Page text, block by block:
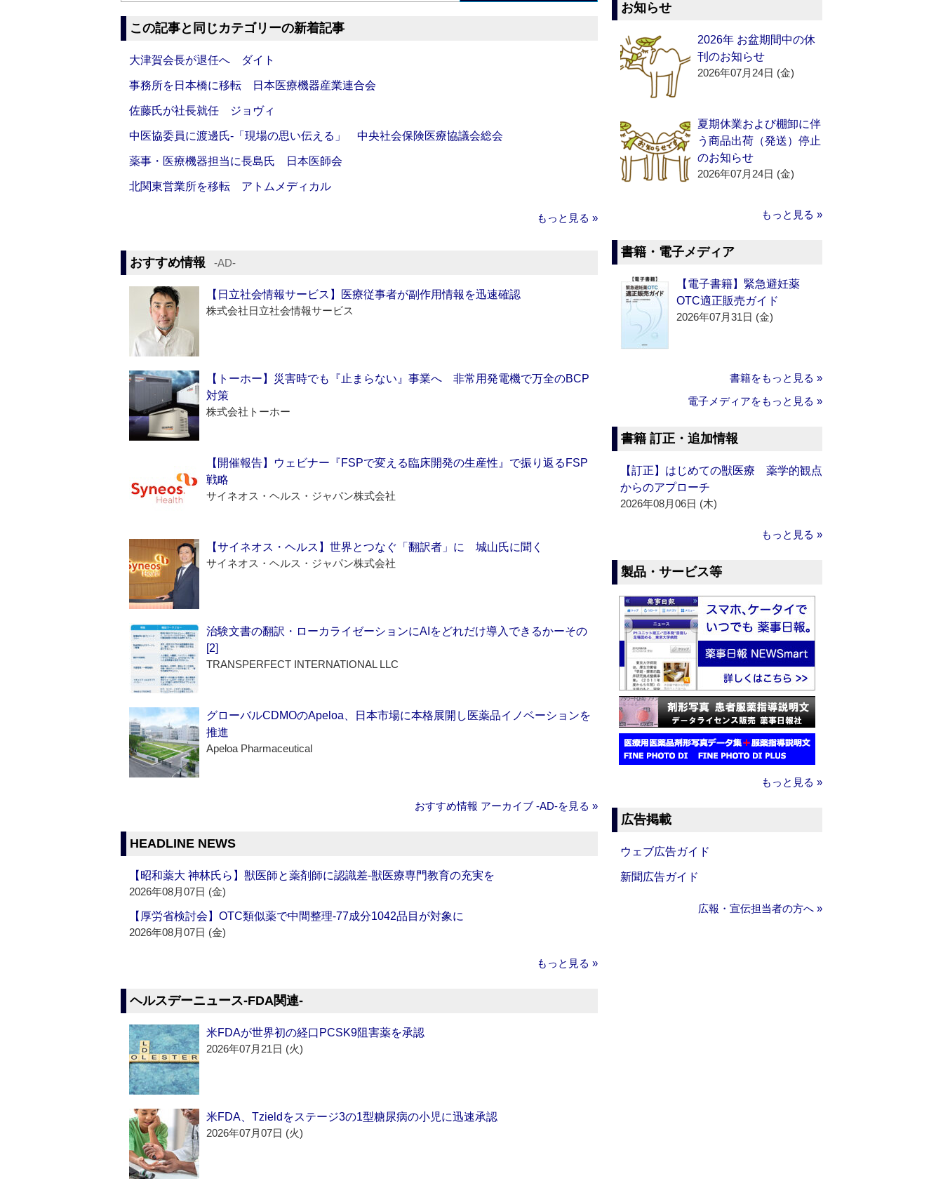
この記事と同じカテゴリーの新着記事
大津賀会長が退任へ ダイト
事務所を日本橋に移転 日本医療機器産業連合会
佐藤氏が社長就任 ジョヴィ
中医協委員に渡邊氏‐「現場の思い伝える」 中央社会保険医療協議会総会
薬事・医療機器担当に長島氏 日本医師会
北関東営業所を移転 アトムメディカル
もっと見る »
おすすめ情報 ‐AD‐
【日立社会情報サービス】医療従事者が副作用情報を迅速確認
株式会社日立社会情報サービス
【トーホー】災害時でも『止まらない』事業へ 非常用発電機で万全のBCP
対策
株式会社トーホー
【開催報告】ウェビナー『FSPで変える臨床開発の生産性』で振り返るFSP
戦略
サイネオス・ヘルス・ジャパン株式会社
【サイネオス・ヘルス】世界とつなぐ「翻訳者」に 城山氏に聞く
サイネオス・ヘルス・ジャパン株式会社
治験文書の翻訳・ローカライゼーションにAIをどれだけ導入できるかーその
[2]
TRANSPERFECT INTERNATIONAL LLC
グローバルCDMOのApeloa、日本市場に本格展開し医薬品イノベーションを
推進
Apeloa Pharmaceutical
おすすめ情報 アーカイブ ‐AD‐を見る »
HEADLINE NEWS
【昭和薬大 神林氏ら】獣医師と薬剤師に認識差‐獣医療専門教育の充実を
2026年08月07日 (金)
【厚労省検討会】OTC類似薬で中間整理‐77成分1042品目が対象に
2026年08月07日 (金)
もっと見る »
ヘルスデーニュース‐FDA関連‐
米FDAが世界初の経口PCSK9阻害薬を承認
2026年07月21日 (火)
米FDA、Tzieldをステージ3の1型糖尿病の小児に迅速承認
2026年07月07日 (火)
お知らせ
2026年 お盆期間中の休
刊のお知らせ
2026年07月24日 (金)
夏期休業および棚卸に伴
う商品出荷（発送）停止
のお知らせ
2026年07月24日 (金)
もっと見る »
書籍・電子メディア
【電子書籍】緊急避妊薬
OTC適正販売ガイド
2026年07月31日 (金)
書籍をもっと見る »
電子メディアをもっと見る »
書籍 訂正・追加情報
【訂正】はじめての獣医療 薬学的観点
からのアプローチ
2026年08月06日 (木)
もっと見る »
製品・サービス等
もっと見る »
広告掲載
ウェブ広告ガイド
新聞広告ガイド
広報・宣伝担当者の方へ »